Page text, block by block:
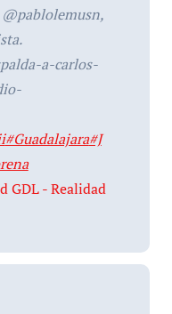
a-carlos-
#Guadalajara#J
GDL - Realidad